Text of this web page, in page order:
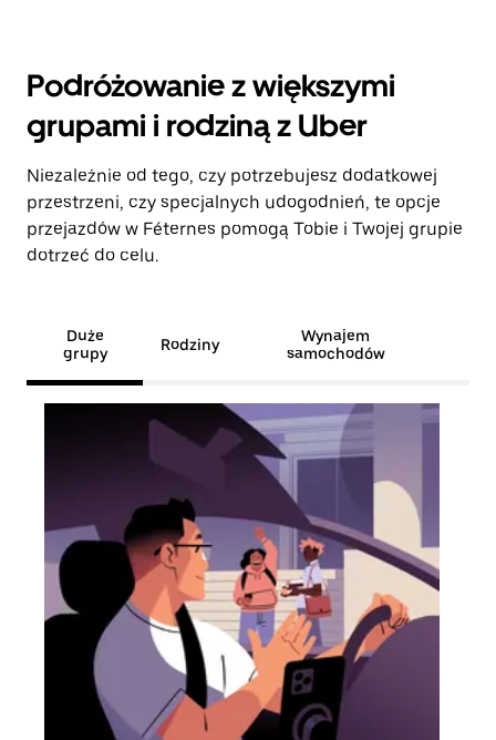
Podróżowanie z większymi
grupami i rodziną z Uber
Niezależnie od tego, czy potrzebujesz dodatkowej
przestrzeni, czy specjalnych udogodnień, te opcje
przejazdów w Féternes pomogą Tobie i Twojej grupie
dotrzeć do celu.
Duże
grupy
Rodziny
Wynajem
samochodów